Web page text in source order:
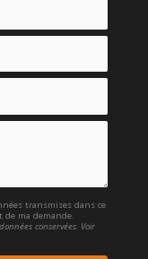
transmises dans ce
ma demande.
conservées. Voir